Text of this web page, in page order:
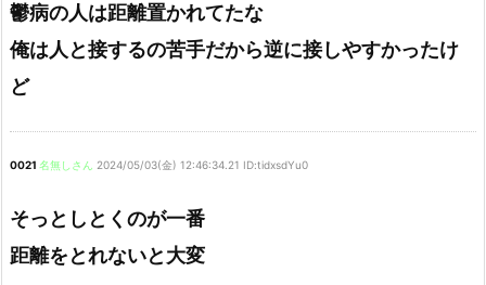
鬱病の人は距離置かれてたな
俺は人と接するの苦手だから逆に接しやすかったけ
ど
0021 名無しさん 2024/05/03(金) 12:46:34.21 ID:tidxsdYu0
そっとしとくのが一番
距離をとれないと大変